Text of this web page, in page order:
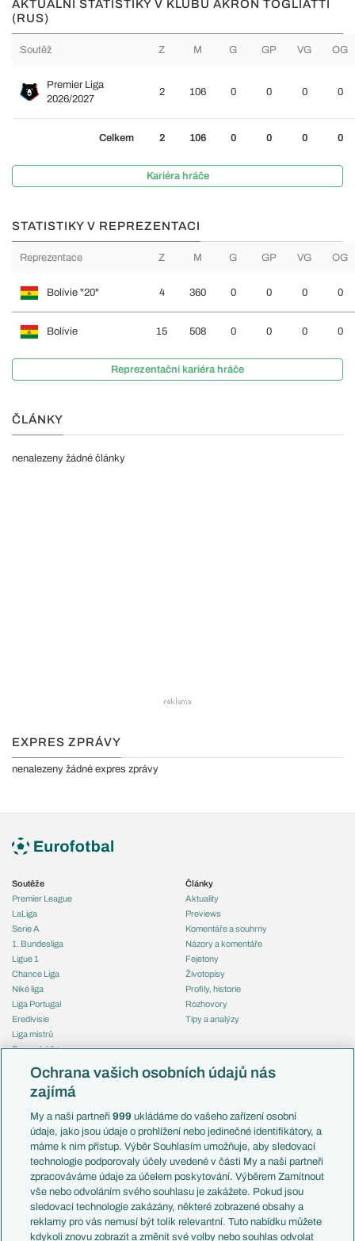
AKTUÁLNÍ STATISTIKY V KLUBU AKRON TOGLIATTI
(RUS)
Soutěž Z M G GP VG OG
Premier Liga
2026/2027
2 106 0 0 0 0
Celkem 2 106 0 0 0 0
Kariéra hráče
STATISTIKY V REPREZENTACI
Reprezentace Z M G GP VG OG
Bolívie "20" 4 360 0 0 0 0
Bolívie 15 508 0 0 0 0
Reprezentační kariéra hráče
ČLÁNKY
nenalezeny žádné články
EXPRES ZPRÁVY
nenalezeny žádné expres zprávy
Soutěže
Premier League
LaLiga
Serie A
1. Bundesliga
Ligue 1
Chance Liga
Niké liga
Liga Portugal
Eredivisie
Liga mistrů
Evropská liga
Mistrovství světa
Liga národů
Témata
Představení týmů MS
EuroSkauting
PL v kostce
Evropské koeficienty
Přestupy
Přestupové spekulace
Zranění
Články
Aktuality
Previews
Komentáře a souhrny
Názory a komentáře
Fejetony
Životopisy
Profily, historie
Rozhovory
Tipy a analýzy
Česko
Francie
Itálie
Německo
Španělsko
Argentina
Brazílie
Přestupy
Ochrana vašich osobních údajů nás
zajímá
My a naši partneři999 ukládáme do vašeho zařízení osobní
údaje, jako jsou údaje o prohlížení nebo jedinečné identifikátory, a
máme k nim přístup. Výběr Souhlasím umožňuje, aby sledovací
technologie podporovaly účely uvedené v části My a naši partneři
zpracováváme údaje za účelem poskytování. Výběrem Zamítnout
vše nebo odvoláním svého souhlasu je zakážete. Pokud jsou
sledovací technologie zakázány, některé zobrazené obsahy a
reklamy pro vás nemusí být tolik relevantní. Tuto nabídku můžete
kdykoli znovu zobrazit a změnit své volby nebo souhlas odvolat